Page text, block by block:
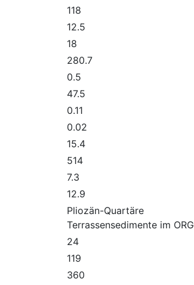
118
12.5
18
280.7
0.5
47.5
0.11
0.02
15.4
514
7.3
12.9
Pliozän-Quartäre
Terrassensedimente im ORG
24
119
360